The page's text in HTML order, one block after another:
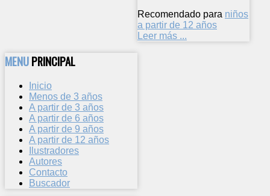
Recomendado para niños
a partir de 12 años
Leer más ...
MENUPRINCIPAL
Inicio
Menos de 3 años
A partir de 3 años
A partir de 6 años
A partir de 9 años
A partir de 12 años
Ilustradores
Autores
Contacto
Buscador